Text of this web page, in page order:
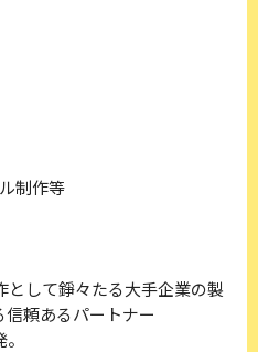
制作等
として錚々たる大手企業の製
頼あるパートナー